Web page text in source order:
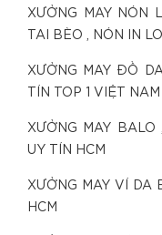
XƯỞNG MAY NÓN
TAI BÈO , NÓN IN
XƯỞNG MAY ĐỒ
TÍN TOP 1 VIỆT NAM
XƯỞNG MAY BALO
UY TÍN HCM
XƯỞNG MAY VÍ DA
HCM